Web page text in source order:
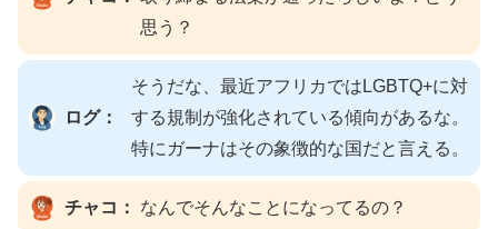
思う？
ログ：
そうだな、最近アフリカではLGBTQ+に対
する規制が強化されている傾向があるな。
特にガーナはその象徴的な国だと言える。
チャコ： なんでそんなことになってるの？